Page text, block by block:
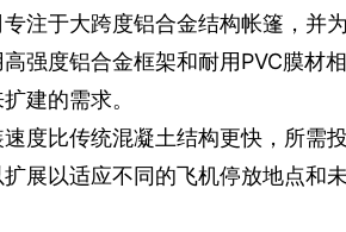
注于大跨度铝合金结构帐篷，并
强度铝合金框架和耐用PVC膜材
建的需求。
度比传统混凝土结构更快，所需
展以适应不同的飞机停放地点和未